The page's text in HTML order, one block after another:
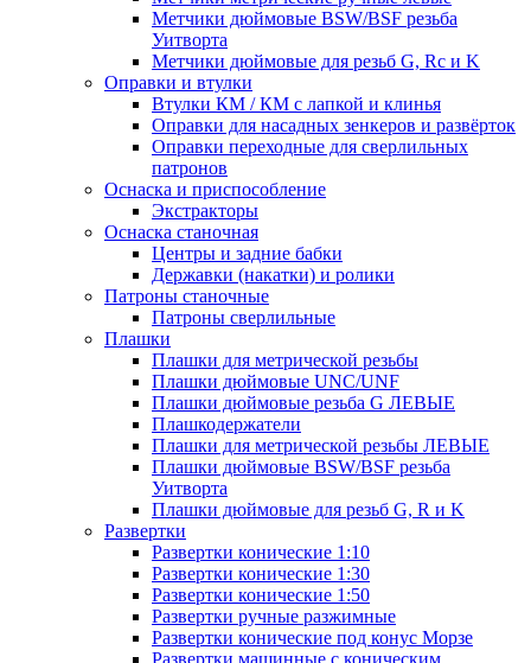
Метчики дюймовые BSW/BSF резьба
Уитворта
Метчики дюймовые для резьб G, Rc и K
Оправки и втулки
Втулки КМ / КМ с лапкой и клинья
Оправки для насадных зенкеров и развёрток
Оправки переходные для сверлильных
патронов
Оснаска и приспособление
Экстракторы
Оснаска станочная
Центры и задние бабки
Державки (накатки) и ролики
Патроны станочные
Патроны сверлильные
Плашки
Плашки для метрической резьбы
Плашки дюймовые UNC/UNF
Плашки дюймовые резьба G ЛЕВЫЕ
Плашкодержатели
Плашки для метрической резьбы ЛЕВЫЕ
Плашки дюймовые BSW/BSF резьба
Уитворта
Плашки дюймовые для резьб G, R и K
Развертки
Развертки конические 1:10
Развертки конические 1:30
Развертки конические 1:50
Развертки ручные разжимные
Развертки конические под конус Морзе
Развертки машинные с коническим